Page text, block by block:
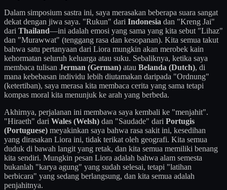
Dalam simposium sastra ini, saya merasakan beberapa suara sangat
dekat dengan jiwa saya. "Rukun" dari Indonesia dan "Kreng Jai"
dari Thailand—ini adalah emosi yang sama yang kita sebut "Lihaz"
dan "Murawwat" (tenggang rasa dan kesopanan). Kita semua takut
bahwa satu pertanyaan dari Liora mungkin akan merobek kain
kehormatan seluruh keluarga atau suku. Sebaliknya, ketika saya
membaca tulisan Jerman (German) atau Belanda (Dutch), di
mana kebebasan individu lebih diutamakan daripada "Ordnung"
(ketertiban), saya merasa kita membaca cerita yang sama tetapi
kompas moral kita menunjuk ke arah yang berbeda.
Akhirnya, perjalanan ini membawa saya kembali ke "menjahit".
"Hiraeth" dari Wales (Welsh) dan "Saudade" dari Portugis
(Portuguese) meyakinkan saya bahwa rasa sakit ini, kesedihan
yang dirasakan Liora ini, tidak terikat oleh geografi. Kita semua
duduk di bawah langit yang retak, dan kita semua memiliki benang
kita sendiri. Mungkin pesan Liora adalah bahwa alam semesta
bukanlah "karya agung" yang sudah selesai, tetapi "latihan
berbicara" yang sedang berlangsung, dan kita semua adalah
penjahitnya.